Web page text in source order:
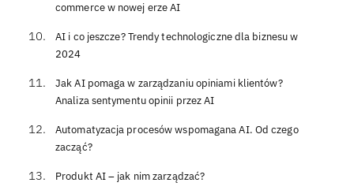
commerce w nowej erze AI
AI i co jeszcze? Trendy technologiczne dla biznesu w
2024
Jak AI pomaga w zarządzaniu opiniami klientów?
Analiza sentymentu opinii przez AI
Automatyzacja procesów wspomagana AI. Od czego
zacząć?
Produkt AI – jak nim zarządzać?